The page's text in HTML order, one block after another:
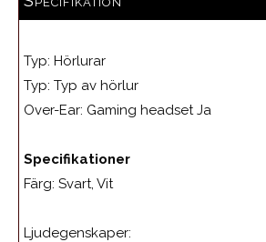
Typ: Hörlurar
Typ: Typ av hörlur
Over-Ear: Gaming headset Ja
Specifikationer
Färg: Svart, Vit
Ljudegenskaper: